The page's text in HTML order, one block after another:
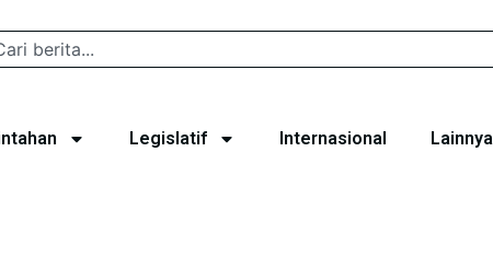
Legislatif Internasional Lainnya